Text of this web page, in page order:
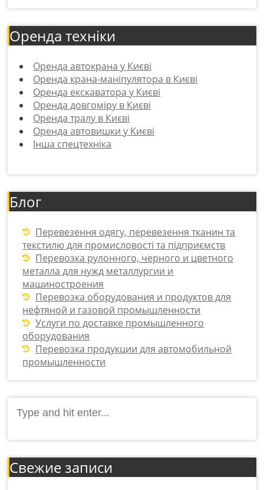
Оренда техніки
Оренда автокрана у Києві
Оренда крана-маніпулятора в Києві
Оренда екскаватора у Києві
Оренда довгоміру в Києві
Оренда тралу в Києві
Оренда автовишки у Києві
Інша спецтехніка
Блог
Перевезення одягу, перевезення тканин та
текстилю для промисловості та підприємств
Перевозка рулонного, черного и цветного
металла для нужд металлургии и
машиностроения
Перевозка оборудования и продуктов для
нефтяной и газовой промышленности
Услуги по доставке промышленного
оборудования
Перевозка продукции для автомобильной
промышленности
for:
Свежие записи